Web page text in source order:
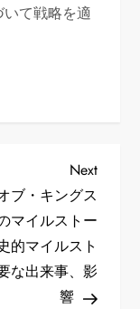
て戦略を適
Next
Next
ブ・キングス
マイルストー
的マイルスト
な出来事、影
響